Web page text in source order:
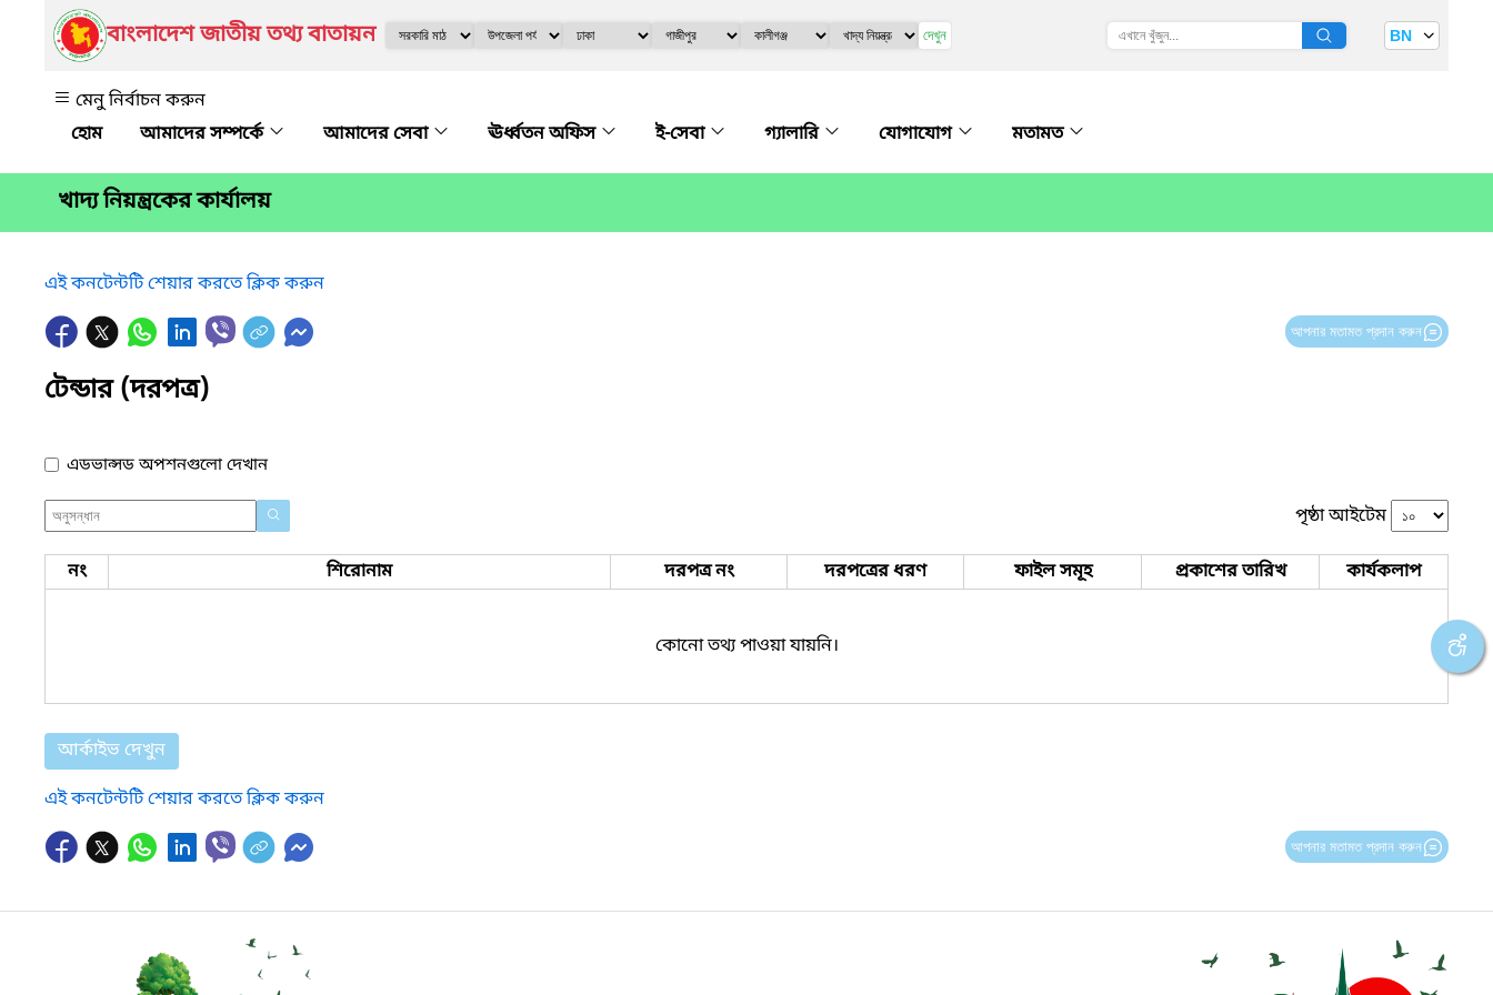
বাংলাদেশ জাতীয় তথ্য বাতায়ন দেখুন BN
মেনু নির্বাচন করুন
আমাদের সম্পর্কে
আমাদের সেবা ঊর্ধ্বতন অফিস ই-সেবা গ্যালারি যোগাযোগ মতামত
খাদ্য নিয়ন্ত্রকের কার্যালয়
এই কনটেন্টটি শেয়ার করতে ক্লিক করুন
আপনার মতামত প্রদান করুন
টেন্ডার (দরপত্র)
এডভান্সড অপশনগুলো দেখান
পৃষ্ঠা আইটেম
নং শিরোনাম দরপত্র নং দরপত্রের ধরণ ফাইল সমূহ প্রকাশের তারিখ কার্যকলাপ
কোনো তথ্য পাওয়া যায়নি।
আর্কাইভ দেখুন
এই কনটেন্টটি শেয়ার করতে ক্লিক করুন
আপনার মতামত প্রদান করুন